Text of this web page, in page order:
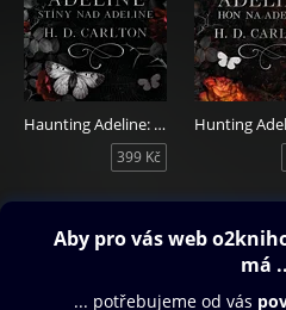
Haunting Adeline: Stíny nad Adeline
399 Kč
Obsah ke stažení